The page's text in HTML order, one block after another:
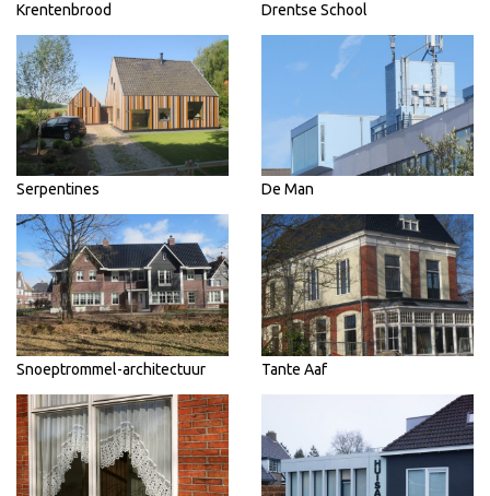
Krentenbrood Drentse School
Serpentines De Man
Snoeptrommel-architectuur Tante Aaf